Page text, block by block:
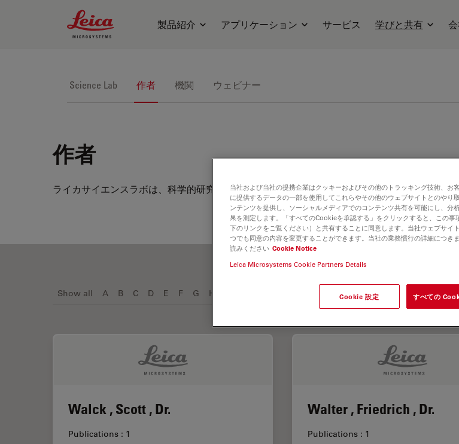
Leica Microsystems Logo
製品紹介 アプリケーション サービス 学びと共有
Science Lab 作者 機関 ウェビナー
作者
ライカサイエンスラボは、科学的研究や教材用の顕微鏡知識ポータルサイトです。ぜひご協力
Show all A B C D E F G H R S T W Y Z
Walck , Scott , Dr.
Publications : 1
Walter , Friedrich , Dr.
Publications : 1
当社および当社の提携企業はクッキーおよびその他のトラッキング技術、お
に提供するデータの一部を使用してこれらやその他のウェブサイトとのやり
ンテンツを提供し、ソーシャルメディアでのコンテンツ共有を可能にし、分
果を測定します。「すべてのCookieを承認する」をクリックすると、この事
下のリンクをご覧ください）と共有することに同意します。当社ウェブサイ
つでも同意の内容を変更することができます。当社の業務慣行の詳細につき
読みください Cookie Notice
Leica Microsystems Cookie Partners Details
Cookie 設定 すべての